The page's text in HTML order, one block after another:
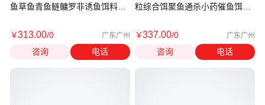
鱼草鱼青鱼鲢鳙罗非诱鱼饵料添
￥313.00/0 广东广州
咨询 电话
粒综合饵聚鱼通杀小药催鱼饵料
￥337.00/0 广东广州
咨询 电话